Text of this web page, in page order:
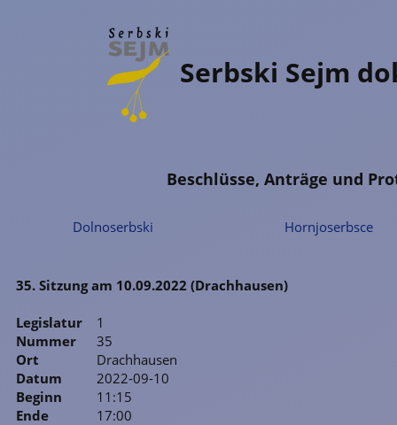
Dolnoserbski Hornjoserbsce
Serbski Sejm
Beschlüsse, Anträge und
35. Sitzung am 10.09.2022 (Drachhausen)
Legislatur
1
Nummer
35
Ort
Drachhausen
Datum
2022-09-10
Beginn
11:15
Ende
17:00